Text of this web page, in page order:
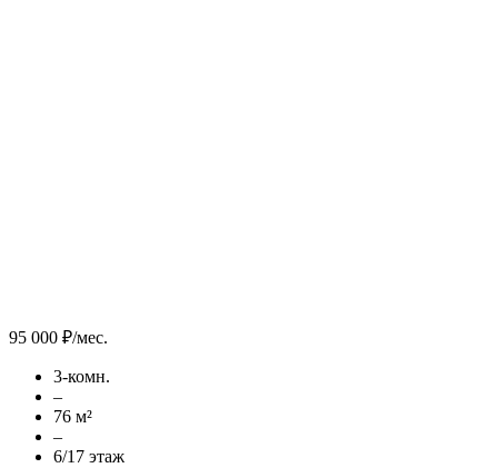
95 000 ₽/мес.
3-комн.
–
76 м²
–
6/17 этаж